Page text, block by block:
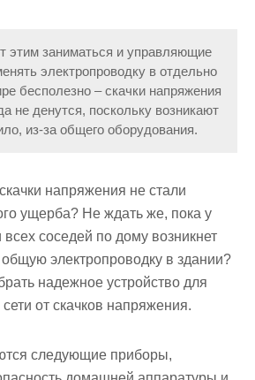
этим заниматься и управляющие
электропроводку в отдельно
бесполезно – скачки напряжения
не денутся, поскольку возникают
из-за общего оборудования.
напряжения не стали
ущерба? Не ждать же, пока у
соседей по дому возникнет
электропроводку в здании?
надежное устройство для
от скачков напряжения.
следующие приборы,